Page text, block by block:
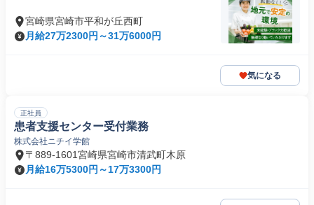
宮崎県宮崎市平和が丘西町
月給27万2300円～31万6000円
気になる
正社員
患者支援センター受付業務
株式会社ニチイ学館
〒889-1601宮崎県宮崎市清武町木原
月給16万5300円～17万3300円